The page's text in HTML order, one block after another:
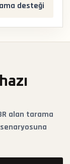
desteği
alan tarama